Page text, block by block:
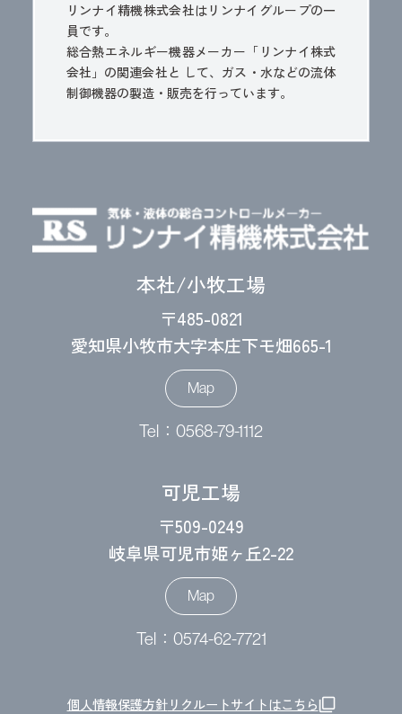
リンナイ精機株式会社はリンナイグループの一
員です。
総合熱エネルギー機器メーカー「リンナイ株式
会社」の関連会社と して、ガス・水などの流体
制御機器の製造・販売を行っています。
本社/小牧工場
〒485-0821
愛知県小牧市大字本庄下モ畑665-1
Map
Tel：0568-79-1112
可児工場
〒509-0249
岐阜県可児市姫ヶ丘2-22
Map
Tel：0574-62-7721
個人情報保護方針リクルートサイトはこちらfilter_none